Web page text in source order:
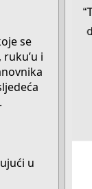
se
i
u